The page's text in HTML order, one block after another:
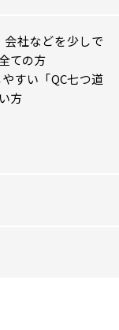
会社などを少しで
ての方
すい「QC七つ道
方